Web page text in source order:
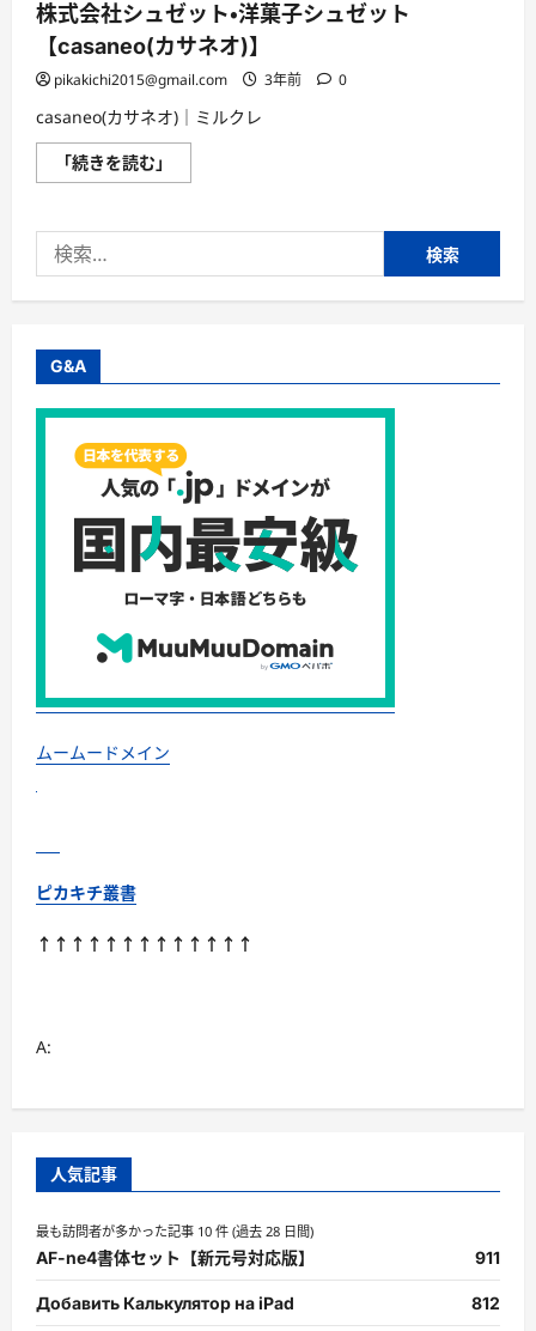
株式会社シュゼット・洋菓子シュゼット
【casaneo(カサネオ)】
pikakichi2015@gmail.com 3年前 0
casaneo(カサネオ)｜ミルクレ
「続きを読む」
式
シ
ッ
ト・
ュ
ッ
【casaneo(カ
サ
ネ
オ)】
つ
い
て
ら
に
む
索:
G&A
ムームードメイン
ピカキチ叢書
↑↑↑↑↑↑↑↑↑↑↑↑↑
A:
人気記事
最も訪問者が多かった記事 10 件 (過去 28 日間)
AF-ne4書体セット【新元号対応版】 911
Добавить Калькулятор на iPad 812